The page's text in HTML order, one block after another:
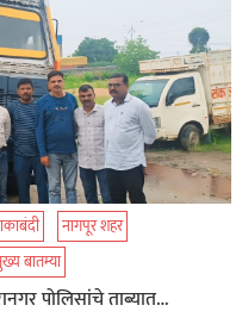
नागपूर शहर
बातम्या
पोलिसांचे ताब्यात…